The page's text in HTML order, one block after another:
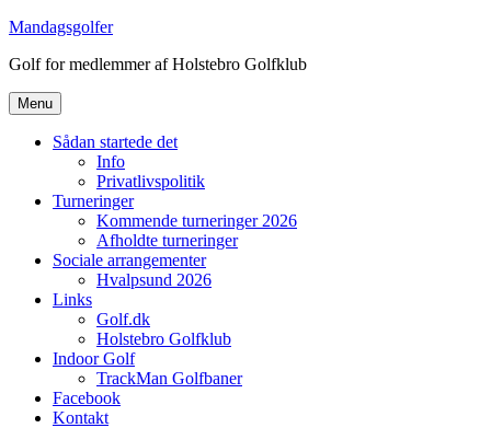
Videre
indhold
Mandagsgolfer
Golf for medlemmer af Holstebro Golfklub
Menu
Sådan startede det
Info
Privatlivspolitik
Turneringer
Kommende turneringer 2026
Afholdte turneringer
Sociale arrangementer
Hvalpsund 2026
Links
Golf.dk
Holstebro Golfklub
Indoor Golf
TrackMan Golfbaner
Facebook
Kontakt